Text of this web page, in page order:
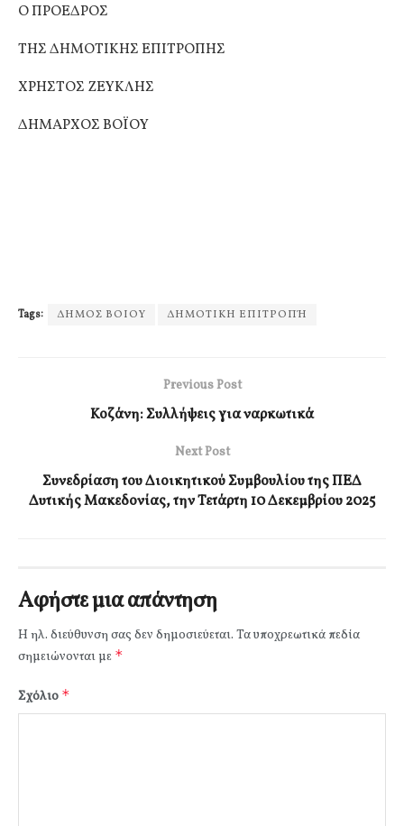
Ο ΠΡΟΕΔΡΟΣ
ΤΗΣ ΔΗΜΟΤΙΚΗΣ ΕΠΙΤΡΟΠΗΣ
ΧΡΗΣΤΟΣ ΖΕΥΚΛΗΣ
ΔΗΜΑΡΧΟΣ ΒΟΪΟΥ
Tags: ΔΗΜΟΣ ΒΟΙΟΥ ΔΗΜΟΤΙΚΗ ΕΠΙΤΡΟΠΉ
Previous Post
Κοζάνη: Συλλήψεις για ναρκωτικά
Next Post
Συνεδρίαση του Διοικητικού Συμβουλίου της ΠΕΔ
Δυτικής Μακεδονίας, την Τετάρτη 10 Δεκεμβρίου 2025
Αφήστε μια απάντηση
Η ηλ. διεύθυνση σας δεν δημοσιεύεται. Τα υποχρεωτικά πεδία
σημειώνονται με *
Σχόλιο *